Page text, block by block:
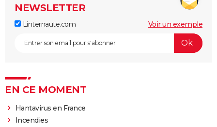
NEWSLETTER
Linternaute.com Voir un exemple
EN CE MOMENT
Hantavirus en France
Incendies